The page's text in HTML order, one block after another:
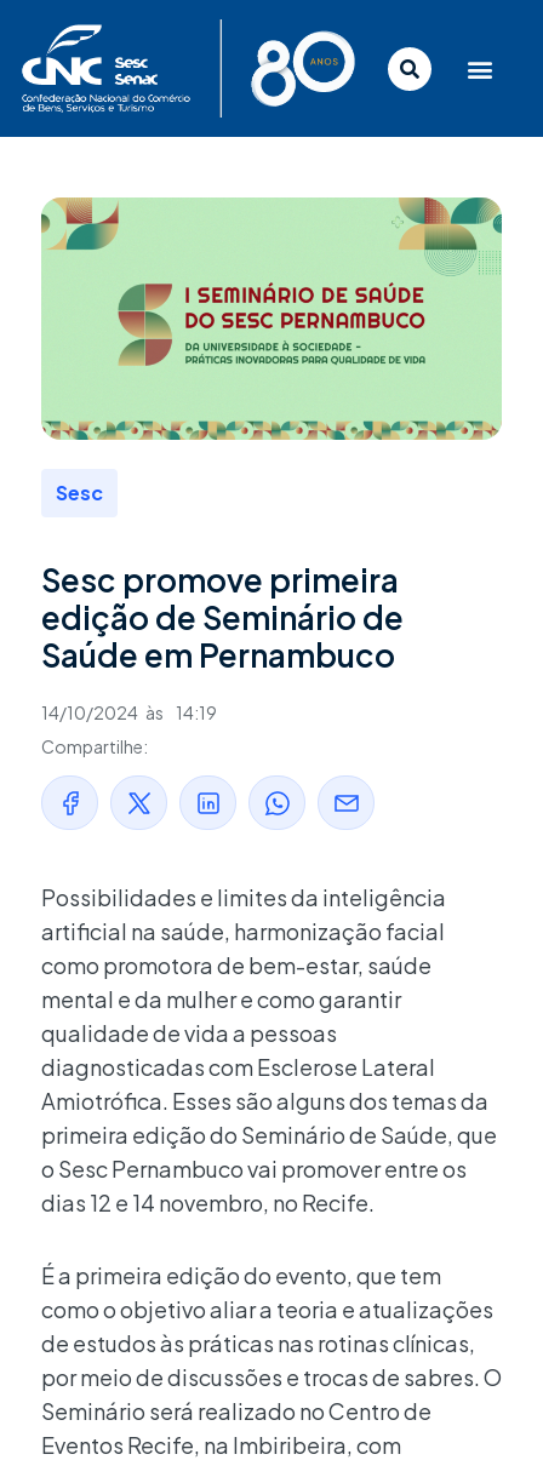
conteúdo
Sesc
Sesc promove primeira
edição de Seminário de
Saúde em Pernambuco
14/10/2024 às
14:19
Compartilhe:
Possibilidades e limites da inteligência
artificial na saúde, harmonização facial
como promotora de bem-estar, saúde
mental e da mulher e como garantir
qualidade de vida a pessoas
diagnosticadas com Esclerose Lateral
Amiotrófica. Esses são alguns dos temas da
primeira edição do Seminário de Saúde, que
o Sesc Pernambuco vai promover entre os
dias 12 e 14 novembro, no Recife.
É a primeira edição do evento, que tem
como o objetivo aliar a teoria e atualizações
de estudos às práticas nas rotinas clínicas,
por meio de discussões e trocas de sabres. O
Seminário será realizado no Centro de
Eventos Recife, na Imbiribeira, com